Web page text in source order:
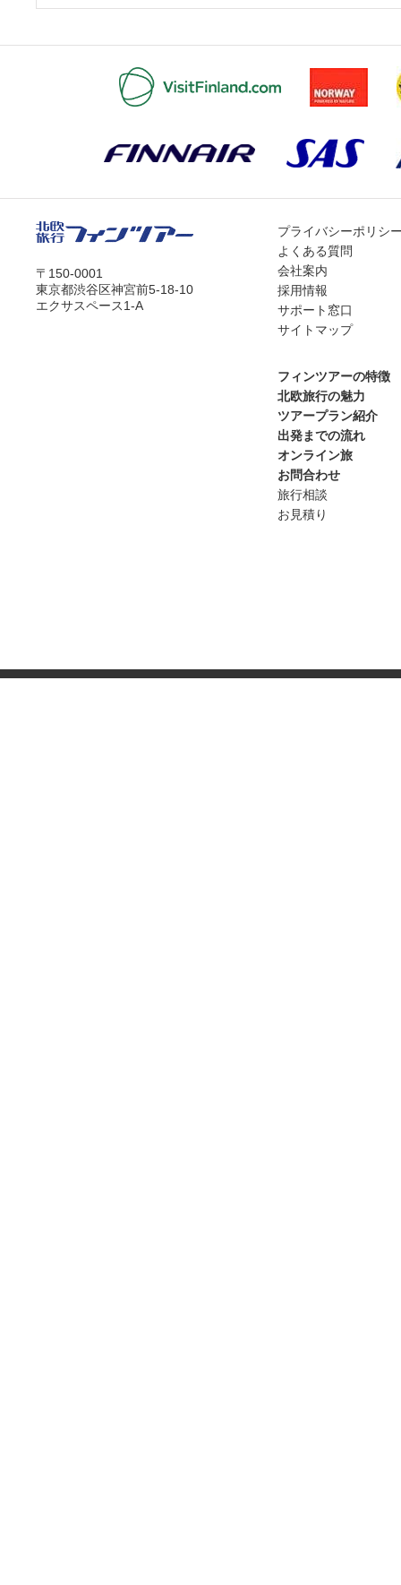
〒150-0001
東京都渋谷区神宮前5-18-10
エクサスペース1-A
プライバシーポリシ
よくある質問
会社案内
採用情報
サポート窓口
サイトマップ
フィンツアーの特徴
北欧旅行の魅力
ツアープラン紹介
出発までの流れ
オンライン旅
お問合わせ
旅行相談
お見積り